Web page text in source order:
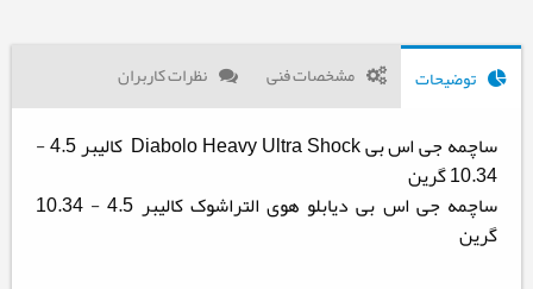
توضیحات مشخصات فنی نظرات کاربران
ساچمه جی اس بی Diabolo Heavy Ultra Shock کالیبر 4.5 -
10.34 گرین
ساچمه جی اس بی دیابلو هوی التراشوک کالیبر 4.5 - 10.34
گرین